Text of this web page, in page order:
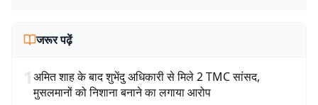
जरूर पढ़ें
1अमित शाह के बाद शुभेंदु अधिकारी से मिले 2 TMC सांसद,
मुसलमानों को निशाना बनाने का लगाया आरोप